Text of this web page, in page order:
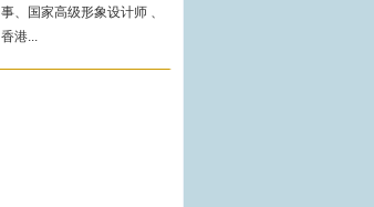
事、国家高级形象设计师 、
香港...